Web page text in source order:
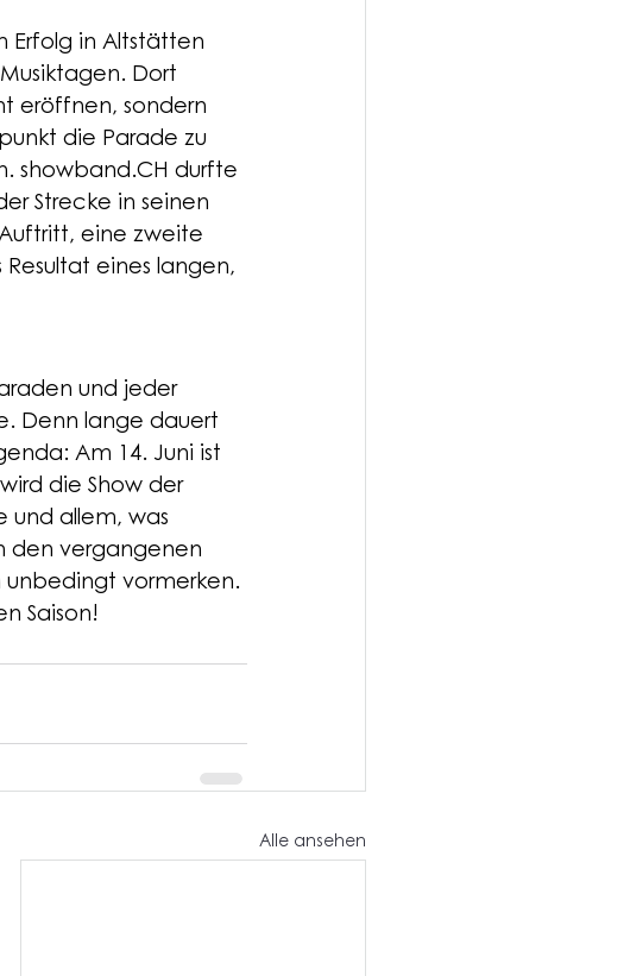
in Altstätten
Dort
eröffnen, sondern
die Parade zu
showband.CH durfte
Strecke in seinen
eine zweite
eines langen,
und jeder
Denn lange dauert
Am 14. Juni ist
die Show der
und allem, was
den vergangenen
unbedingt vormerken.
Saison!
Alle ansehen